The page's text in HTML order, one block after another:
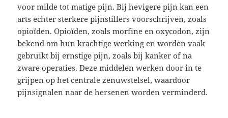
voor milde tot matige pijn. Bij hevigere pijn kan een
arts echter sterkere pijnstillers voorschrijven, zoals
opioïden. Opioïden, zoals morfine en oxycodon, zijn
bekend om hun krachtige werking en worden vaak
gebruikt bij ernstige pijn, zoals bij kanker of na
zware operaties. Deze middelen werken door in te
grijpen op het centrale zenuwstelsel, waardoor
pijnsignalen naar de hersenen worden verminderd.